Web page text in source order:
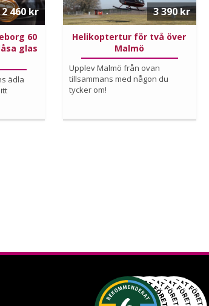
60
glas
ädla
2 460 kr
Helikoptertur för två över
Malmö
Upplev Malmö från ovan
tillsammans med någon du
tycker om!
3 390 kr